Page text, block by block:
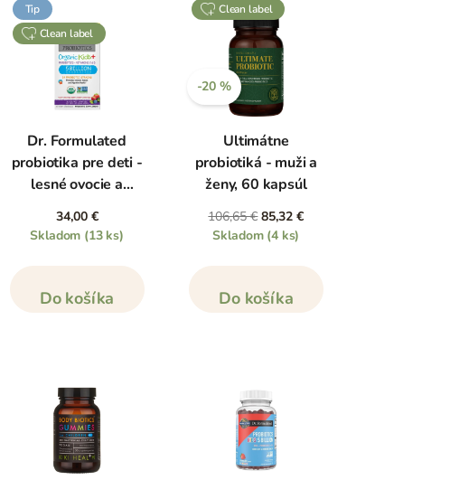
Tip
clean label
Dr. Formulated
probiotika pre deti -
lesné ovocie a
čerešne, 30 kapsúl
na cmúľanie
34,00 €
Skladom (13 ks)
Do košíka
clean label
-20 %
Ultimátne
probiotiká - muži a
ženy, 60 kapsúl
106,65 € 85,32 €
Skladom (4 ks)
Do košíka